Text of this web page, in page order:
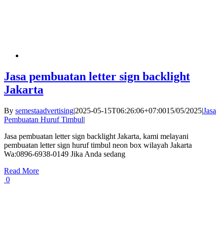
Jasa pembuatan letter sign backlight
Jakarta
By semestaadvertising|2025-05-15T06:26:06+07:0015/05/2025|Jasa
Pembuatan Huruf Timbul|
Jasa pembuatan letter sign backlight Jakarta, kami melayani
pembuatan letter sign huruf timbul neon box wilayah Jakarta
Wa:0896-6938-0149 Jika Anda sedang
Read More
0